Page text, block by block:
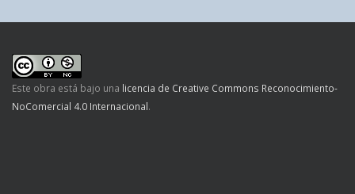
Este obra está bajo una licencia de Creative Commons Reconocimiento-
NoComercial 4.0 Internacional.